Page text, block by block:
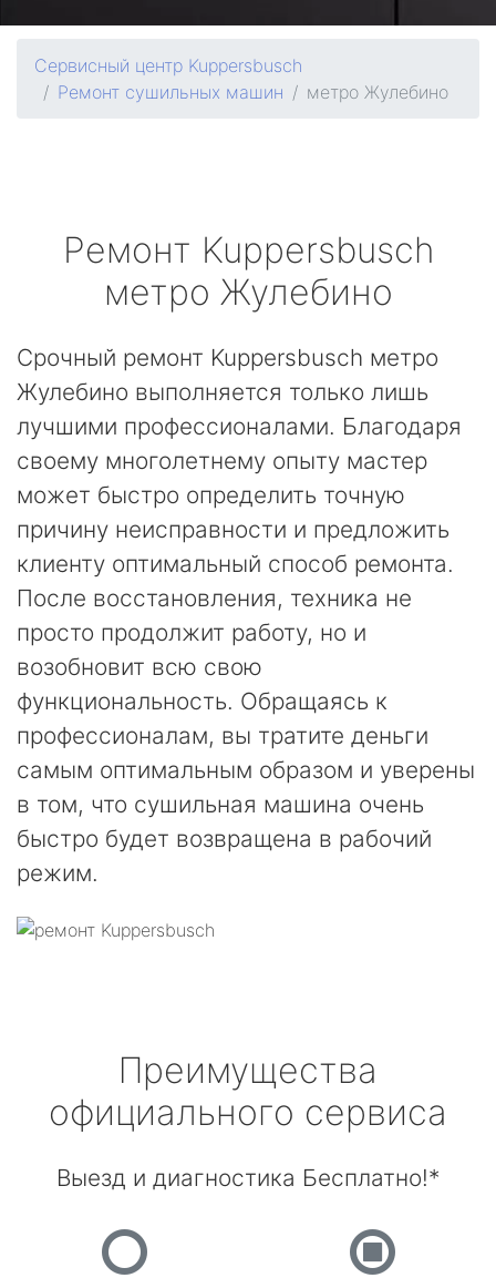
Сервисный центр Kuppersbusch
Ремонт сушильных машин
метро Жулебино
Ремонт Kuppersbusch
метро Жулебино
Срочный ремонт Kuppersbusch метро
Жулебино выполняется только лишь
лучшими профессионалами. Благодаря
своему многолетнему опыту мастер
может быстро определить точную
причину неисправности и предложить
клиенту оптимальный способ ремонта.
После восстановления, техника не
просто продолжит работу, но и
возобновит всю свою
функциональность. Обращаясь к
профессионалам, вы тратите деньги
самым оптимальным образом и уверены
в том, что сушильная машина очень
быстро будет возвращена в рабочий
режим.
Преимущества
официального сервиса
Выезд и диагностика Бесплатно!*